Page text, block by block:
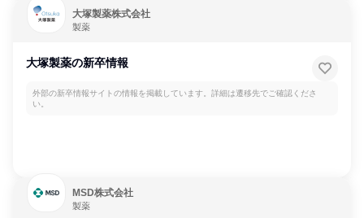
大塚製薬株式会社
製薬
大塚製薬の新卒情報
外部の新卒情報サイトの情報を掲載しています。詳細は遷移先でご確認くださ
い。
MSD株式会社
製薬